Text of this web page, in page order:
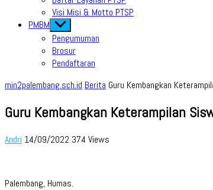
menu
Visi Misi & Motto PTSP
PMBM Show
sub
menu
Pengumuman
Brosur
Pendaftaran
min2palembang.sch.id Berita Guru Kembangkan
Guru Kembangkan Keterampilan
Andri 14/09/2022 374 Views
Palembang, Humas.